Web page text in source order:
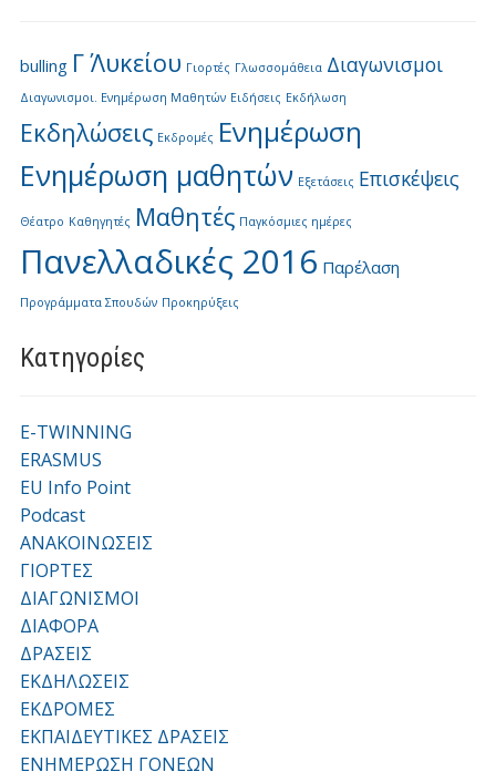
bulling Γ΄ Λυκείου Γιορτές Γλωσσομάθεια Διαγωνισμοι
Διαγωνισμοι. Ενημέρωση Μαθητών Ειδήσεις Εκδήλωση
Εκδηλώσεις Εκδρομές Ενημέρωση
Ενημέρωση μαθητών Εξετάσεις Επισκέψεις
Θέατρο Καθηγητές Μαθητές Παγκόσμιες ημέρες
Πανελλαδικές 2016 Παρέλαση
Προγράμματα Σπουδών Προκηρύξεις
Kατηγορίες
E-TWINNING
ERASMUS
EU Info Point
Podcast
ΑΝΑΚΟΙΝΩΣΕΙΣ
ΓΙΟΡΤΕΣ
ΔΙΑΓΩΝΙΣΜΟΙ
ΔΙΑΦΟΡΑ
ΔΡΑΣΕΙΣ
ΕΚΔΗΛΩΣΕΙΣ
ΕΚΔΡΟΜΕΣ
ΕΚΠΑΙΔΕΥΤΙΚΕΣ ΔΡΑΣΕΙΣ
ΕΝΗΜΕΡΩΣΗ ΓΟΝΕΩΝ